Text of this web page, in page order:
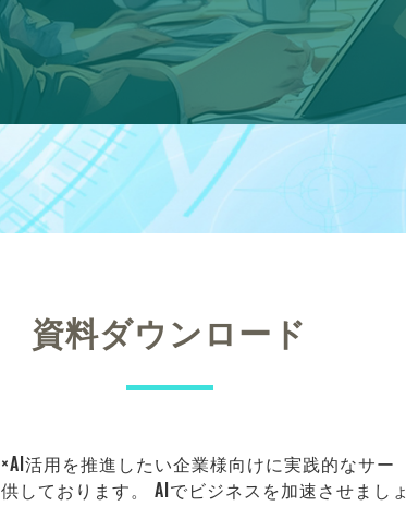
資料ダウンロード
活用を推進したい企業様向けに実践的なサー
しております。 AIでビジネスを加速させましょ